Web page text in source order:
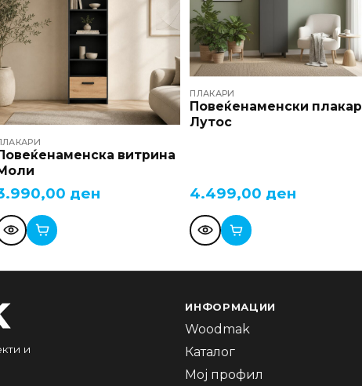
витрина
ден
ПЛАКАРИ
Повеќенаменски плакар
Лутос
4.499,00 ден
и
ИНФОРМАЦИИ
Woodmak
Каталог
Мој профил